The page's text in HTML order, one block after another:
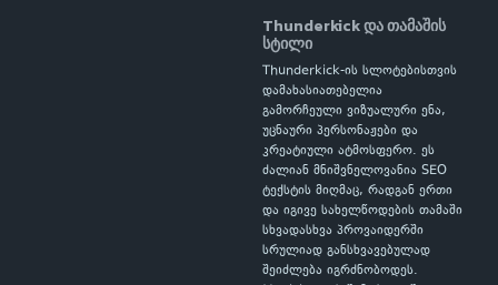
Thunderkick და თამაშის
სტილი
Thunderkick-ის სლოტებისთვის
დამახასიათებელია
გამორჩეული ვიზუალური ენა,
უცნაური პერსონაჟები და
კრეატიული ატმოსფერო. ეს
ძალიან მნიშვნელოვანია SEO
ტექსტის მიღმაც, რადგან ერთი
და იგივე სახელწოდების თამაში
სხვადასხვა პროვაიდერში
სრულიად განსხვავებულად
შეიძლება იგრძნობოდეს.